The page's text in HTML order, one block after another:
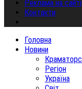
Реклама на сайті
Контакти
Головна
Новини
Регіон
Україна